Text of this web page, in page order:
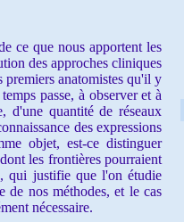
ce que nous apportent les
des approches cliniques
premiers anatomistes qu'il y
passe, à observer et à
d'une quantité de réseaux
des expressions
objet, est-ce distinguer
les frontières pourraient
qui justifie que l'on étudie
de nos méthodes, et le cas
nécessaire.